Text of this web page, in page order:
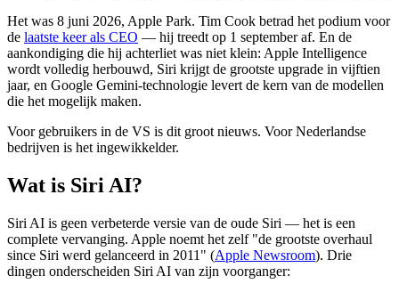
Het was 8 juni 2026, Apple Park. Tim Cook betrad het podium voor
de laatste keer als CEO — hij treedt op 1 september af. En de
aankondiging die hij achterliet was niet klein: Apple Intelligence
wordt volledig herbouwd, Siri krijgt de grootste upgrade in vijftien
jaar, en Google Gemini-technologie levert de kern van de modellen
die het mogelijk maken.
Voor gebruikers in de VS is dit groot nieuws. Voor Nederlandse
bedrijven is het ingewikkelder.
Wat is Siri AI?
Siri AI is geen verbeterde versie van de oude Siri — het is een
complete vervanging. Apple noemt het zelf "de grootste overhaul
since Siri werd gelanceerd in 2011" (Apple Newsroom). Drie
dingen onderscheiden Siri AI van zijn voorganger: